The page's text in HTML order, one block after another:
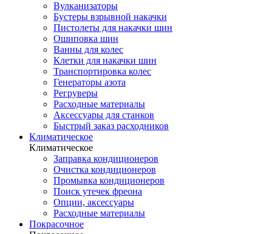
Вулканизаторы
Бустеры взрывной накачки
Пистолеты для накачки шин
Ошиповка шин
Ванны для колес
Клетки для накачки шин
Транспортировка колес
Генераторы азота
Регруверы
Расходные материалы
Аксессуары для станков
Быстрый заказ расходников
Климатическое
Климатическое
Заправка кондиционеров
Очистка кондиционеров
Промывка кондиционеров
Поиск утечек фреона
Опции, аксессуары
Расходные материалы
Покрасочное